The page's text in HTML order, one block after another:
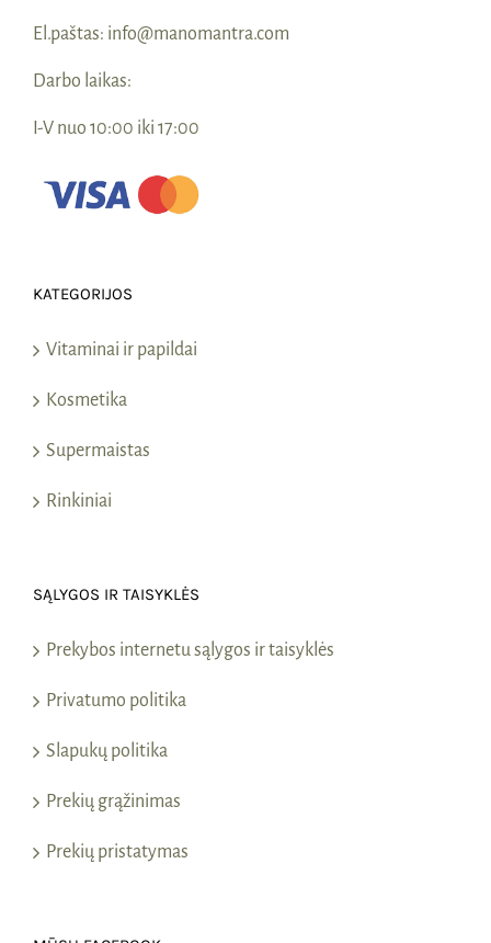
El.paštas: info@manomantra.com
Darbo laikas:
I-V nuo 10:00 iki 17:00
KATEGORIJOS
Vitaminai ir papildai
Kosmetika
Supermaistas
Rinkiniai
SĄLYGOS IR TAISYKLĖS
Prekybos internetu sąlygos ir taisyklės
Privatumo politika
Slapukų politika
Prekių grąžinimas
Prekių pristatymas